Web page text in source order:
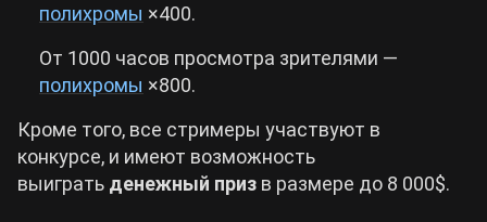
полихромы ×400.
От 1000 часов просмотра зрителями —
полихромы ×800.
Кроме того, все стримеры участвуют в
конкурсе, и имеют возможность
выиграть денежный приз в размере до 8 000$.